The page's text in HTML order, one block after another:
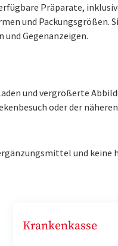
Präparate,
und Packungsgrößen.
Gegenanzeigen.
und vergrößerte
oder der
und keine
Krankenkasse